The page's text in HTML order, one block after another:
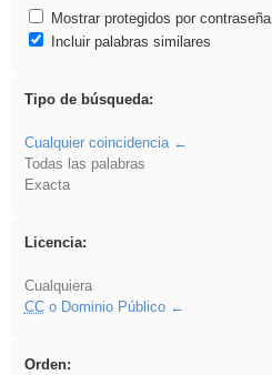
Mostrar protegidos por contraseña
Incluir palabras similares
Tipo de búsqueda:
Cualquier coincidencia
Todas las palabras
Exacta
Licencia:
Cualquiera
CCo Dominio Público
Orden: